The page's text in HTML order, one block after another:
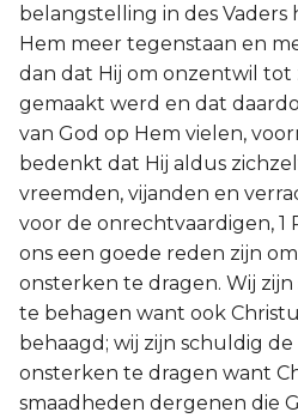
belangstelling in des Vaders
Hem meer tegenstaan en
dan dat Hij om onzentwil tot
gemaakt werd en dat
van God op Hem vielen,
bedenkt dat Hij aldus
vreemden, vijanden en
voor de onrechtvaardigen, 1
ons een goede reden zijn
onsterken te dragen. Wij
te behagen want ook
behaagd; wij zijn schuldig
onsterken te dragen want
smaadheden dergenen die